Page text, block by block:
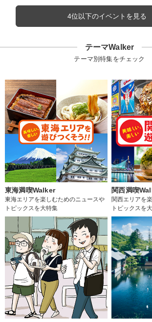
4位以下のイベントを見る
テーマWalker
テーマ別特集をチェック
東海満喫Walker
東海エリアを楽しむためのニュースや
トピックスを大特集
関西満喫
関西エリアを
トピックスを